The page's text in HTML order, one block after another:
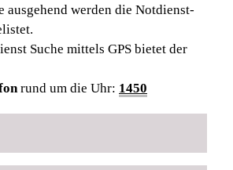
ausgehend werden die Notdienst-
Suche mittels GPS bietet der
rund um die Uhr: 1450